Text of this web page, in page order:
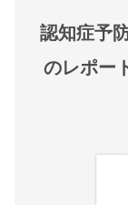
認知症予
のレポー